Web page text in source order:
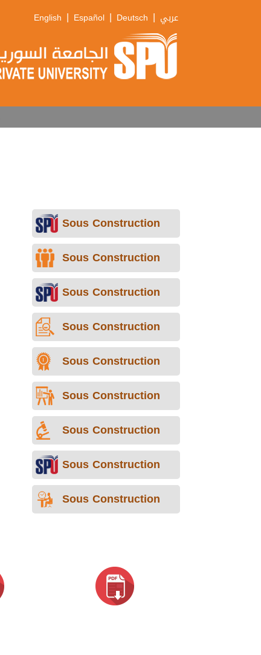
English | Español | Deutsch | عربي
Sous Construction
Sous Construction
Sous Construction
Sous Construction
Sous Construction
Sous Construction
Sous Construction
Sous Construction
Sous Construction